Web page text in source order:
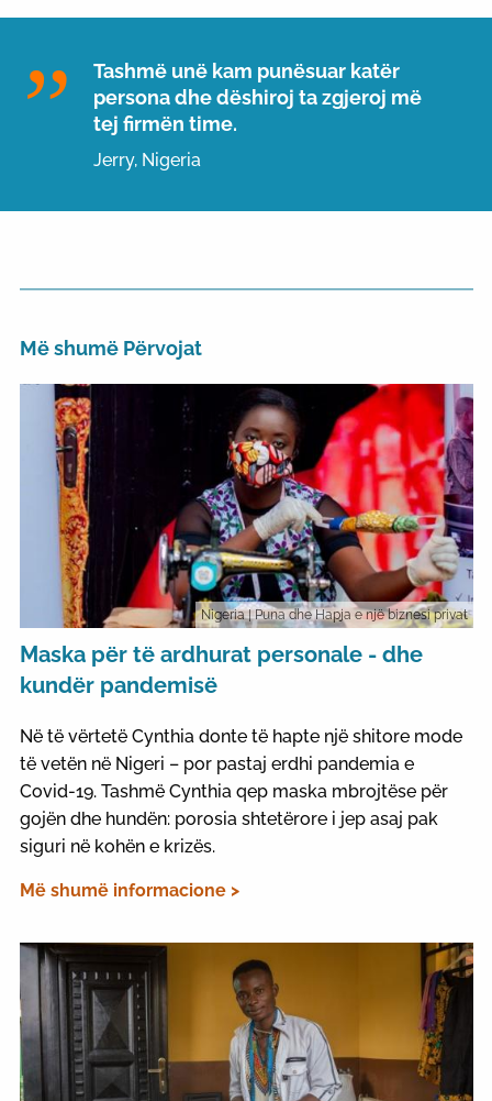
Tashmë unë kam punësuar katër
persona dhe dëshiroj ta zgjeroj më
tej firmën time.
Jerry, Nigeria
Më shumë Përvojat
Nigeria| Puna dhe Hapja e një biznesi privat
Maska për të ardhurat personale - dhe
kundër pandemisë
Në të vërtetë Cynthia donte të hapte një shitore mode
të vetën në Nigeri – por pastaj erdhi pandemia e
Covid-19. Tashmë Cynthia qep maska mbrojtëse për
gojën dhe hundën: porosia shtetërore i jep asaj pak
siguri në kohën e krizës.
Më shumë informacione >